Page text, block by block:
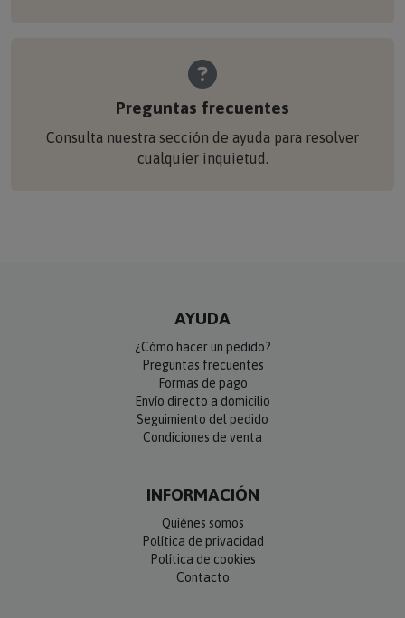
Preguntas frecuentes
Consulta nuestra sección de ayuda para resolver
cualquier inquietud.
AYUDA
¿Cómo hacer un pedido?
Preguntas frecuentes
Formas de pago
Envío directo a domicilio
Seguimiento del pedido
Condiciones de venta
INFORMACIÓN
Quiénes somos
Política de privacidad
Política de cookies
Contacto